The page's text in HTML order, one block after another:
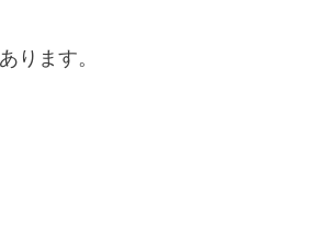
ります。